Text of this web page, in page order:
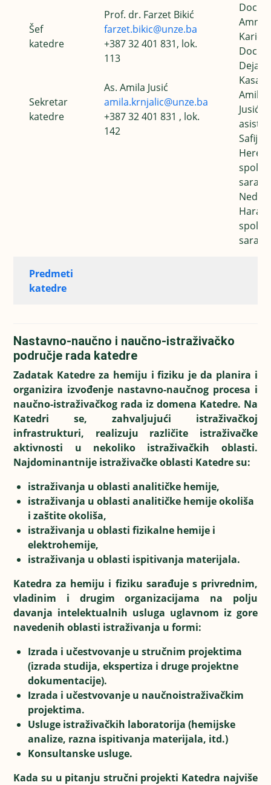
Šef
katedre
Sekretar
katedre
Prof. dr. Farzet Bikić
farzet.bikic@unze.ba
+387 32 401 831, lok.
113
As. Amila Jusić
amila.krnjalic@unze.ba
+387 32 401 831 , lok.
142
Doc.
Amna
Karić
Doc.
Dejana
Amila
Jusić,
Safija
spoljni
spoljni
Predmeti
katedre
Nastavno-naučno i naučno-istraživačko
područje rada katedre
Zadatak Katedre za hemiju i fiziku je da planira i
organizira izvođenje nastavno-naučnog procesa i
naučno-istraživačkog rada iz domena Katedre. Na
Katedri se, zahvaljujući istraživačkoj
infrastrukturi, realizuju različite istraživačke
aktivnosti u nekoliko istraživačkih oblasti.
Najdominantnije istraživačke oblasti Katedre su:
istraživanja u oblasti analitičke hemije,
istraživanja u oblasti analitičke hemije okoliša
i zaštite okoliša,
istraživanja u oblasti fizikalne hemije i
elektrohemije,
istraživanja u oblasti ispitivanja materijala.
Katedra za hemiju i fiziku sarađuje s privrednim,
vladinim i drugim organizacijama na polju
davanja intelektualnih usluga uglavnom iz gore
navedenih oblasti istraživanja u formi:
Izrada i učestvovanje u stručnim projektima
(izrada studija, ekspertiza i druge projektne
dokumentacije).
Izrada i učestvovanje u naučnoistraživačkim
projektima.
Usluge istraživačkih laboratorija (hemijske
analize, razna ispitivanja materijala, itd.)
Konsultanske usluge.
Kada su u pitanju stručni projekti Katedra najviše